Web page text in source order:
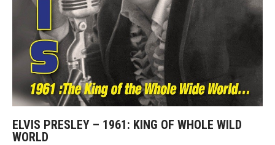
ELVIS PRESLEY – 1961: KING OF WHOLE WILD
WORLD